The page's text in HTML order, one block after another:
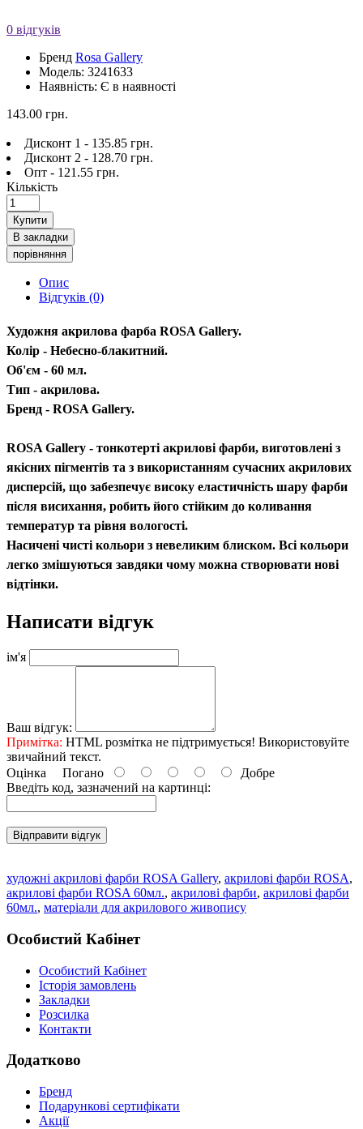
0 відгуків
Бренд Rosa Gallery
Модель: 3241633
Наявність: Є в наявності
143.00 грн.
Дисконт 1 - 135.85 грн.
Дисконт 2 - 128.70 грн.
Опт - 121.55 грн.
Кількість
Купити
В закладки
порівняння
Опис
Відгуків (0)
Художня акрилова фарба ROSA Gallery.
Колір - Небесно-блакитний.
Об'єм - 60 мл.
Тип - акрилова.
Бренд - ROSA Gallery.
ROSA Gallery - тонкотерті акрилові фарби, виготовлені з
якісних пігментів та з використанням сучасних акрилових
дисперсій, що забезпечує високу еластичність шару фарби
після висихання, робить його стійким до коливання
температур та рівня вологості.
Насичені чисті кольори з невеликим блиском. Всі кольори
легко змішуються завдяки чому можна створювати нові
відтінки.
Написати відгук
ім'я
Ваш відгук:
Примітка: HTML розмітка не підтримується! Використовуйте
звичайний текст.
Оцінка Погано
Добре
Введіть код, зазначений на картинці:
Відправити відгук
художні акрилові фарби ROSA Gallery, акрилові фарби ROSA,
акрилові фарби ROSA 60мл., акрилові фарби, акрилові фарби
60мл., матеріали для акрилового живопису
Особистий Кабінет
Особистий Кабінет
Історія замовлень
Закладки
Розсилка
Контакти
Додатково
Бренд
Подарункові сертифікати
Акції